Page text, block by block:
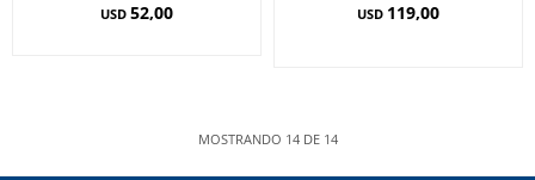
USD 52,00 USD 119,00
MOSTRANDO 14DE 14